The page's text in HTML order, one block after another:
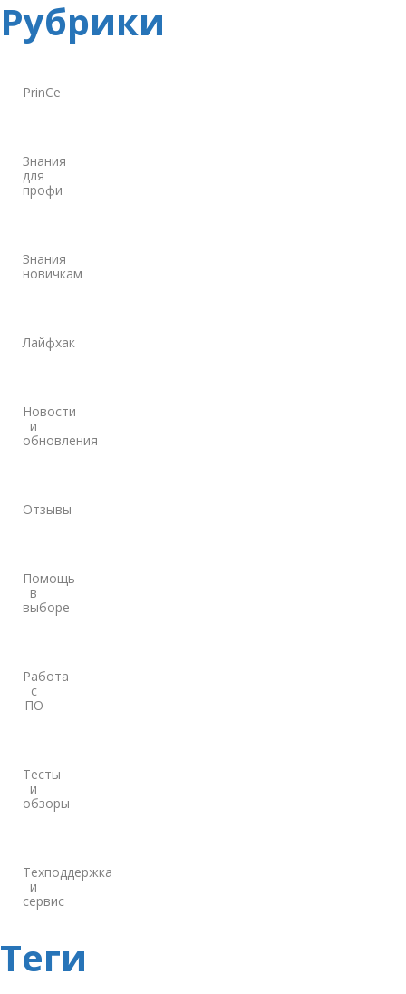
Рубрики
PrinCe
Знания
для
профи
Знания
новичкам
Лайфхак
Новости
и
обновления
Отзывы
Помощь
в
выборе
Работа
с
ПО
Тесты
и
обзоры
Техподдержка
и
сервис
Теги